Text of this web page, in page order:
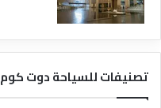
تصنيفات للسياحة دوت كوم